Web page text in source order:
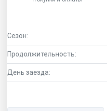
Сезон:
Продолжительность:
День заезда: